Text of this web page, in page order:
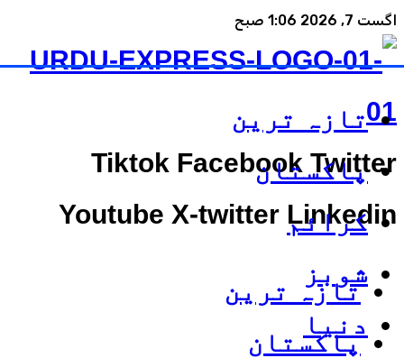
اگست 7, 2026 1:06 صبح
Tiktok Facebook Twitter
Youtube X-twitter Linkedin
تازہ ترین
پاکستان
تازہ ترین
پاکستان
کرائم
شوبز
دنیا